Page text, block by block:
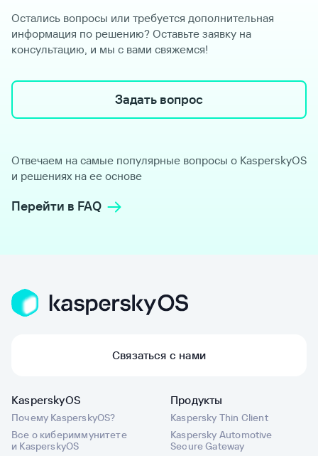
Остались вопросы или требуется дополнительная
информация по решению? Оставьте заявку на
консультацию, и мы с вами свяжемся!
Задать вопрос
Отвечаем на самые популярные вопросы о KasperskyOS
и решениях на ее основе
Перейти в FAQ
Связаться с нами
KasperskyOS
Почему KasperskyOS?
Все о кибериммунитете
и KasperskyOS
Продукты
Kaspersky Thin Client
Kaspersky Automotive
Secure Gateway